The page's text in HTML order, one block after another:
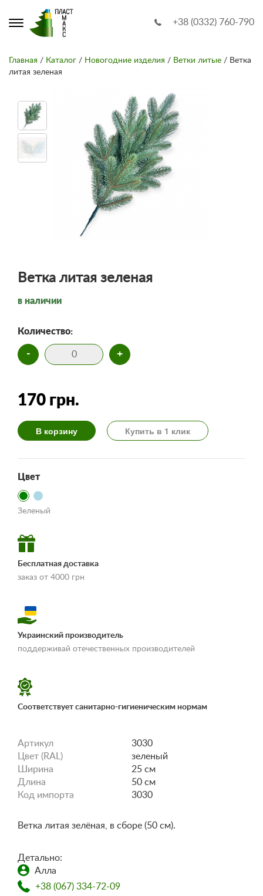
+38 (0332) 760-790
Главная / Каталог / Новогодние изделия / Ветки литые / Ветка
литая зеленая
Ветка литая зеленая
в наличии
Количество:
- +
170 грн.
В корзину Купить в 1 клик
Цвет
Зеленый
Бесплатная доставка
заказ от 4000 грн
доставки и оплаты»
Украинский производитель
поддерживай отечественных производителей
Соответствует санитарно-гигиеническим нормам
Артикул
3030
Цвет (RAL)
зеленый
Ширина
25 см
Длина
50 см
Код импорта
3030
Ветка литая зелёная, в сборе (50 см).
Детально:
Алла
+38 (067) 334-72-09